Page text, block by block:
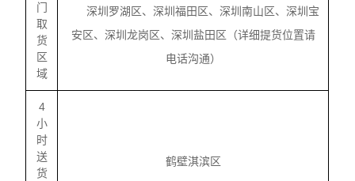
门
取
货
区
域
深圳罗湖区、深圳福田区、深圳南山区、深圳宝
安区、深圳龙岗区、深圳盐田区（详细提货位置请
电话沟通）
4
小
时
送
货
鹤壁淇滨区